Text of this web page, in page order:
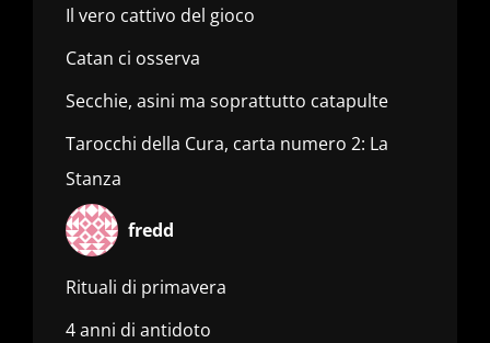
Il vero cattivo del gioco
Catan ci osserva
Secchie, asini ma soprattutto catapulte
Tarocchi della Cura, carta numero 2: La
Stanza
fredd
Rituali di primavera
4 anni di antidoto